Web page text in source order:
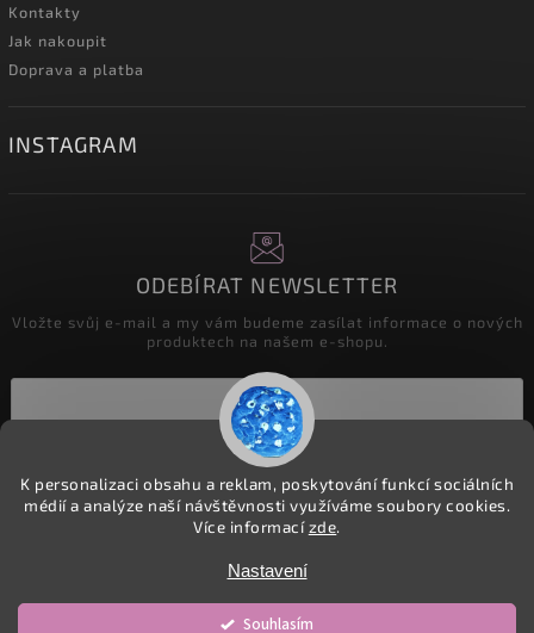
K personalizaci obsahu a reklam, poskytování funkcí sociálních
médií a analýze naší návštěvnosti využíváme soubory cookies.
Více informacízde.
Nastavení
Souhlasím
Kontakty
Jak nakoupit
Doprava a platba
INSTAGRAM
ODEBÍRAT NEWSLETTER
Vložte svůj e-mail a my vám budeme zasílat informace o nových
produktech na našem e-shopu.
Přihlásit se
detske-latky.cz. Všechna práva vyhrazena.
Shoptet| DesignShoptak.cz.